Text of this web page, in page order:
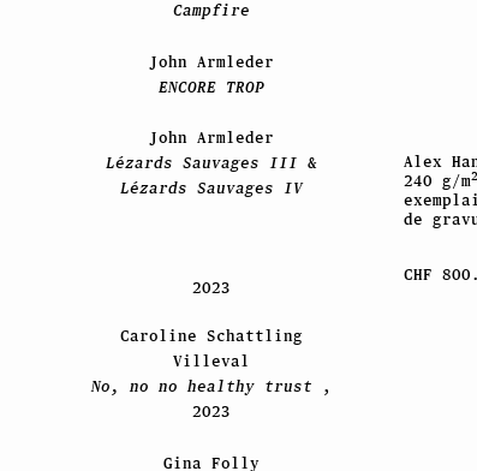
Alex
240 g/m2
de
CHF
Campfire
John Armleder
ENCORE TROP
John Armleder
Lézards Sauvages III &
Lézards Sauvages IV
2023
Caroline Schattling
Villeval
No, no no healthy trust ,
2023
Gina Folly